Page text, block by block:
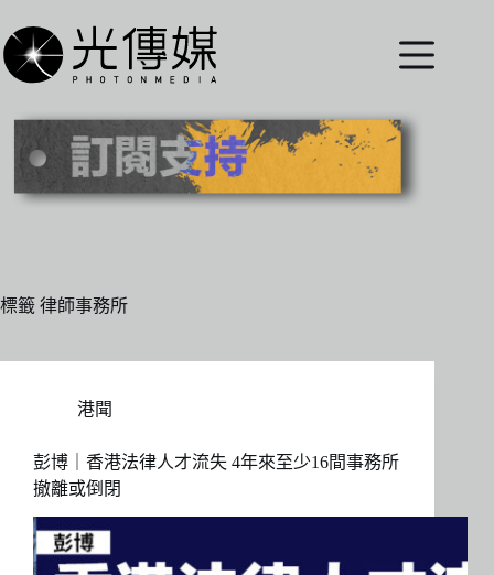
至
主
內
標籤 律師事務所
港聞
彭博｜香港法律人才流失 4年來至少16間事務所
撤離或倒閉